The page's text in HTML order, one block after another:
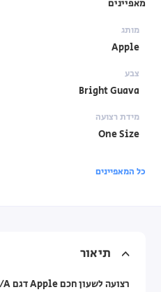
מאפיינים
מותג
Apple
צבע
Bright Guava
מידת רצועה
One Size
כל המאפיינים
תיאור